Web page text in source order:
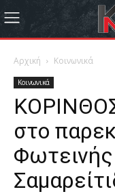
Αρχική Κοινωνικά
Κοινωνικά
στο